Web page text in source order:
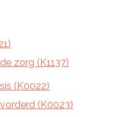
zorg (K1137)
(K0022)
(K0023)